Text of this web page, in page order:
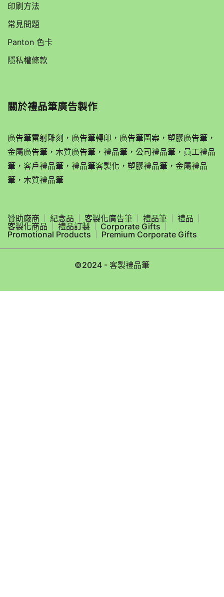
印刷方法
常見問題
Panton 色卡
隱私權條款
關於禮品筆廣告製作
廣告筆雷射雕刻，廣告筆轉印，廣告筆圖案，塑膠廣告筆，
金屬廣告筆，木質廣告筆，禮品筆，公司禮品筆，員工禮品
筆，客戶禮品筆，禮品筆客製化，塑膠禮品筆，金屬禮品
筆，木質禮品筆
贊助廠商 紀念品 客製化廣告筆 禮品筆
禮品
客製化商品
禮品訂製
Corporate Gifts
Promotional Products
Premium Corporate Gifts
©2024 - 客製禮品筆